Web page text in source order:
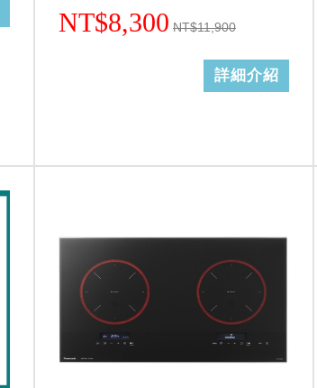
NT$8,300 NT$11,900
詳細介紹